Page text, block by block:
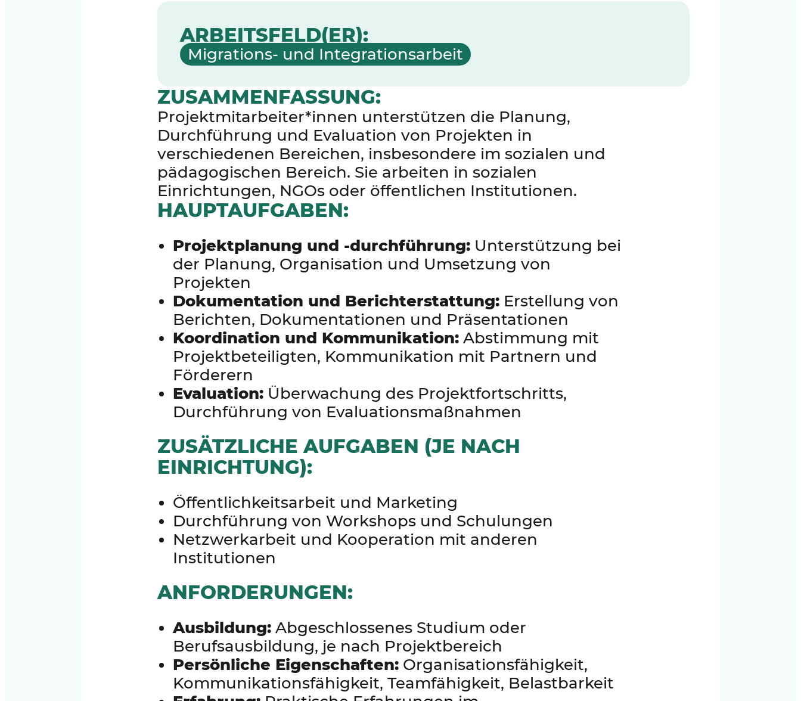
ARBEITSFELD(ER):
Migrations- und Integrationsarbeit
ZUSAMMENFASSUNG:
Projektmitarbeiter*innen unterstützen die Planung,
Durchführung und Evaluation von Projekten in
verschiedenen Bereichen, insbesondere im sozialen und
pädagogischen Bereich. Sie arbeiten in sozialen
Einrichtungen, NGOs oder öffentlichen Institutionen.
HAUPTAUFGABEN:
Projektplanung und -durchführung:Unterstützung bei
der Planung, Organisation und Umsetzung von
Projekten
Dokumentation und Berichterstattung:Erstellung von
Berichten, Dokumentationen und Präsentationen
Koordination und Kommunikation:Abstimmung mit
Projektbeteiligten, Kommunikation mit Partnern und
Förderern
Evaluation:Überwachung des Projektfortschritts,
Durchführung von Evaluationsmaßnahmen
ZUSÄTZLICHE AUFGABEN (JE NACH
EINRICHTUNG):
Öffentlichkeitsarbeit und Marketing
Durchführung von Workshops und Schulungen
Netzwerkarbeit und Kooperation mit anderen
Institutionen
ANFORDERUNGEN:
Ausbildung:Abgeschlossenes Studium oder
Berufsausbildung, je nach Projektbereich
Persönliche Eigenschaften:Organisationsfähigkeit,
Kommunikationsfähigkeit, Teamfähigkeit, Belastbarkeit